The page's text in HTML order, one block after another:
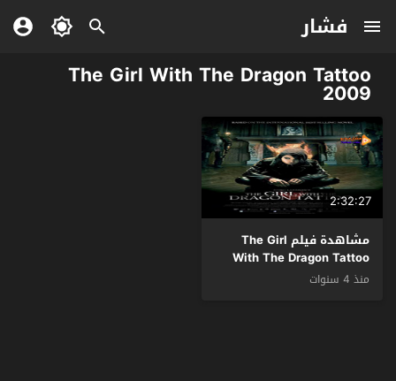
فشار
The Girl With The Dragon Tattoo
2009
2:32:27
مشاهدة فيلم The Girl
With The Dragon Tattoo
2009 مترجم
منذ 4 سنوات